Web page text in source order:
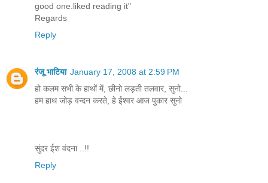
good one.liked reading it"
Regards
Reply
रंजू भाटिया January 17, 2008 at 2:59 PM
हो कलम सभी के हाथों में, छीनो लड़ती तलवार, सुनो...
हम हाथ जोड़ वन्दन करते, हे ईश्वर आज पुकार सुनो
सुंदर ईश वंदना ..!!
Reply